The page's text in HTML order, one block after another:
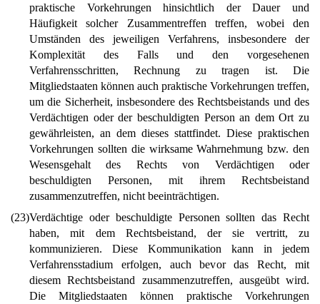
praktische Vorkehrungen hinsichtlich der Dauer und
Häufigkeit solcher Zusammentreffen treffen, wobei den
Umständen des jeweiligen Verfahrens, insbesondere der
Komplexität des Falls und den vorgesehenen
Verfahrensschritten, Rechnung zu tragen ist. Die
Mitgliedstaaten können auch praktische Vorkehrungen treffen,
um die Sicherheit, insbesondere des Rechtsbeistands und des
Verdächtigen oder der beschuldigten Person an dem Ort zu
gewährleisten, an dem dieses stattfindet. Diese praktischen
Vorkehrungen sollten die wirksame Wahrnehmung bzw. den
Wesensgehalt des Rechts von Verdächtigen oder
beschuldigten Personen, mit ihrem Rechtsbeistand
zusammenzutreffen, nicht beeinträchtigen.
(23)Verdächtige oder beschuldigte Personen sollten das Recht
haben, mit dem Rechtsbeistand, der sie vertritt, zu
kommunizieren. Diese Kommunikation kann in jedem
Verfahrensstadium erfolgen, auch bevor das Recht, mit
diesem Rechtsbeistand zusammenzutreffen, ausgeübt wird.
Die Mitgliedstaaten können praktische Vorkehrungen